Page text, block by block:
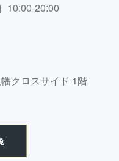
10:00-20:00
クロスサイド 1階